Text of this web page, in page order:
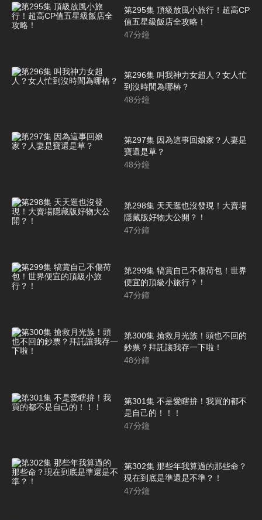
第295集 頂級放風小旅行！超高CP
值五星級飯店全攻略！
47分鐘
第296集 叫我神力女超人？女人忙
到沒時間為哪樁？
48分鐘
第297集 因為這事回娘家？人妻是
寶還是草？
48分鐘
第298集 天天逛也沒發現！大賣場
隱藏版好物大公開？！
47分鐘
第299集 犒賞自己不傷荷包！世界
便宜的頂級小旅行？！
47分鐘
第300集 搶救月光族！頭也不回的
鈔票？拜託讓我存一下啦！
48分鐘
第301集 不是愛瞎拚！我買的都不
是自己的！！！
47分鐘
第302集 那些年我算過的那些命？
現在到底是準還是不準？！
47分鐘